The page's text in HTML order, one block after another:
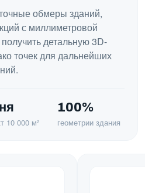
обмеры зданий,
с миллиметровой
детальную 3D-
точек для дальнейших
10 000 м²
100%
геометрии здания